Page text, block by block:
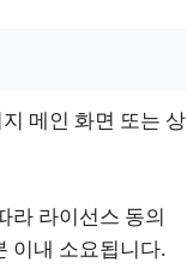
메인 화면 또는 상
라 라이선스 동의
이내 소요됩니다.